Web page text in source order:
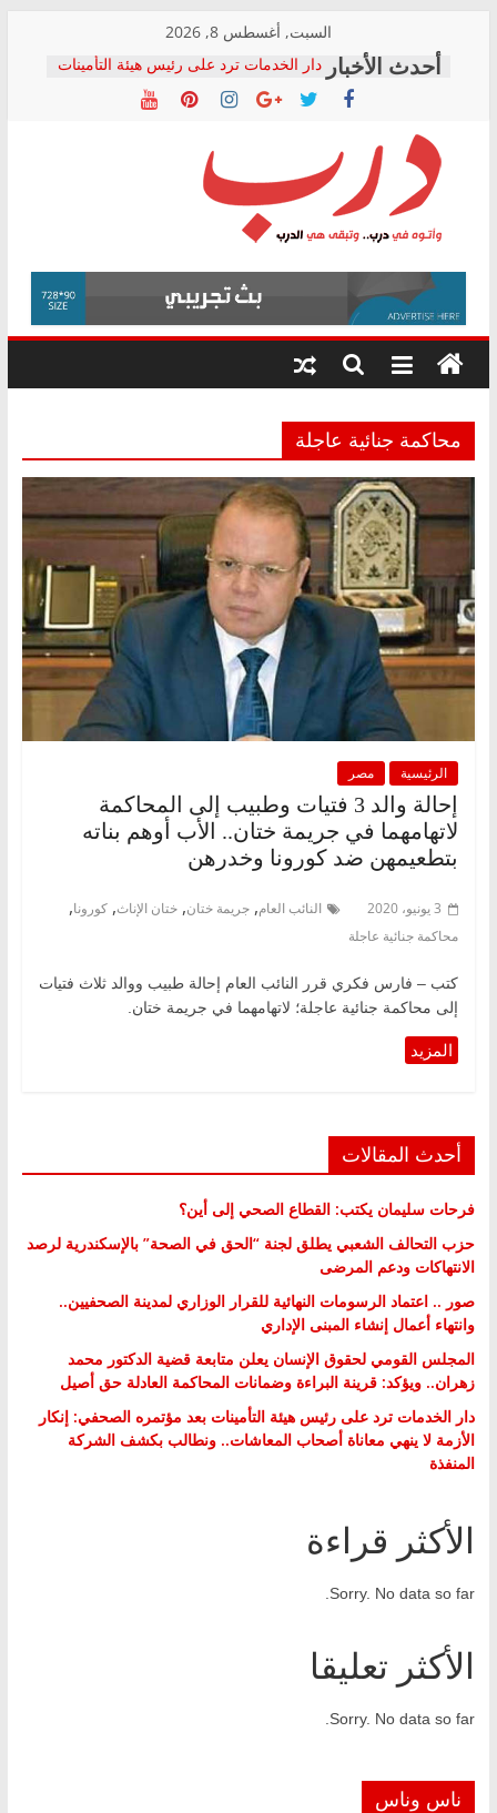
content
السبت, أغسطس 8, 2026
دار الخدمات ترد على رئيس هيئة التأمينات
بعد مؤتمره الصحفي: إنكار الأزمة لا ينهي
معاناة أصحاب المعاشات.. ونطالب بكشف
فرحات سليمان يكتب: القطاع الصحي إلى
أين؟
حزب التحالف الشعبي يطلق لجنة “الحق
في الصحة” بالإسكندرية لرصد الانتهاكات
ودعم المرضى
الوزاري لمدينة الصحفيين.. وانتهاء أعمال
إنشاء المبنى الإداري
المجلس القومي لحقوق الإنسان يعلن
متابعة قضية الدكتور محمد زهران.. ويؤكد:
قرينة البراءة وضمانات المحاكمة العادلة
درب
وأتوه
درب..
وتبقى
هي
محاكمة جنائية عاجلة
الرئيسية مصر
إحالة والد 3 فتيات وطبيب إلى المحاكمة
لاتهامهما في جريمة ختان.. الأب أوهم بناته
بتطعيمهن ضد كورونا وخدرهن
3 يونيو، 2020 النائب العام, جريمة ختان, ختان الإناث, كورونا,
محاكمة جنائية عاجلة
كتب – فارس فكري قرر النائب العام إحالة طبيب ووالد ثلاث فتيات
إلى محاكمة جنائية عاجلة؛ لاتهامهما في جريمة ختان.
أحدث المقالات
فرحات سليمان يكتب: القطاع الصحي إلى أين؟
حزب التحالف الشعبي يطلق لجنة “الحق في الصحة” بالإسكندرية لرصد
الانتهاكات ودعم المرضى
صور .. اعتماد الرسومات النهائية للقرار الوزاري لمدينة الصحفيين..
وانتهاء أعمال إنشاء المبنى الإداري
المجلس القومي لحقوق الإنسان يعلن متابعة قضية الدكتور محمد
زهران.. ويؤكد: قرينة البراءة وضمانات المحاكمة العادلة حق أصيل
دار الخدمات ترد على رئيس هيئة التأمينات بعد مؤتمره الصحفي: إنكار
الأزمة لا ينهي معاناة أصحاب المعاشات.. ونطالب بكشف الشركة
المنفذة
الأكثر قراءة
Sorry. No data so far.
الأكثر تعليقا
Sorry. No data so far.
ناس وناس